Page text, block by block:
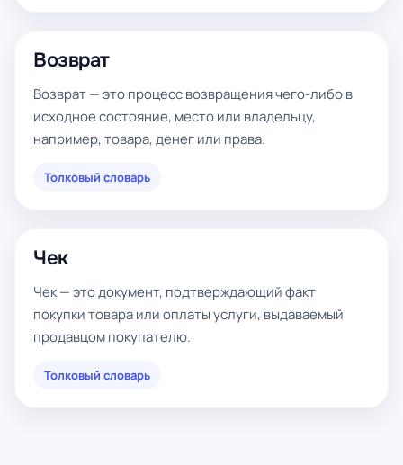
Возврат
Возврат — это процесс возвращения чего-либо в
исходное состояние, место или владельцу,
например, товара, денег или права.
Толковый словарь
Чек
Чек — это документ, подтверждающий факт
покупки товара или оплаты услуги, выдаваемый
продавцом покупателю.
Толковый словарь